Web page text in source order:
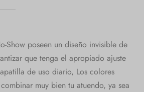
Show poseen un diseño invisible de
que tenga el apropiado ajuste
de uso diario, Los colores
muy bien tu atuendo, ya sea